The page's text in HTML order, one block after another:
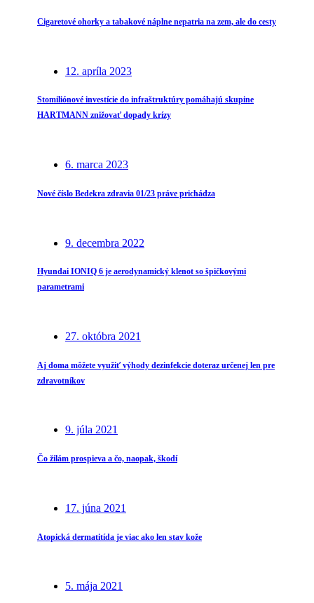
Cigaretové ohorky a tabakové náplne nepatria na zem, ale do cesty
12. apríla 2023
Stomiliónové investície do infraštruktúry pomáhajú skupine
HARTMANN znižovať dopady krízy
6. marca 2023
Nové číslo Bedekra zdravia 01/23 práve prichádza
9. decembra 2022
Hyundai IONIQ 6 je aerodynamický klenot so špičkovými
parametrami
27. októbra 2021
Aj doma môžete využiť výhody dezinfekcie doteraz určenej len pre
zdravotníkov
9. júla 2021
Čo žilám prospieva a čo, naopak, škodí
17. júna 2021
Atopická dermatitída je viac ako len stav kože
5. mája 2021